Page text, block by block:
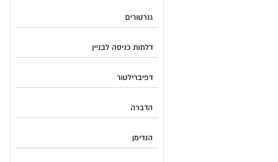
גנרטורים
דלתות כניסה לבניין
דפיברילטור
הדברה
הנדימן